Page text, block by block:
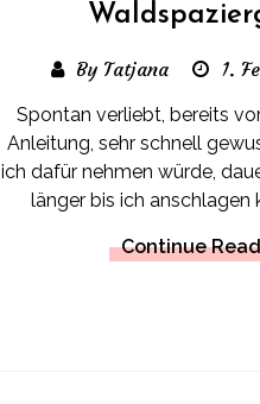
By Tatjana 1.
Spontan verliebt, bereits
Anleitung, sehr schnell
ich dafür nehmen würde,
länger bis ich anschlagen
Continue